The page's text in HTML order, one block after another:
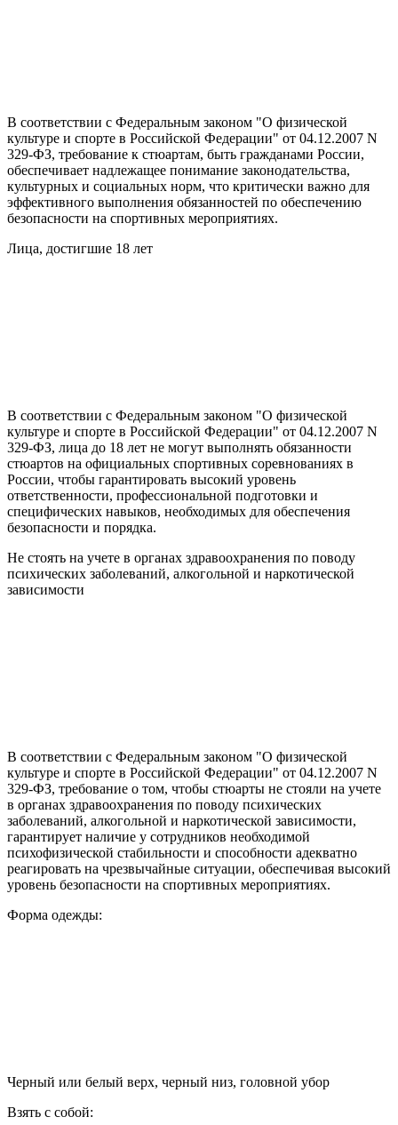
В соответствии с Федеральным законом "О физической
культуре и спорте в Российской Федерации" от 04.12.2007 N
329-ФЗ, требование к стюартам, быть гражданами России,
обеспечивает надлежащее понимание законодательства,
культурных и социальных норм, что критически важно для
эффективного выполнения обязанностей по обеспечению
безопасности на спортивных мероприятиях.
Лица, достигшие 18 лет
В соответствии с Федеральным законом "О физической
культуре и спорте в Российской Федерации" от 04.12.2007 N
329-ФЗ, лица до 18 лет не могут выполнять обязанности
стюартов на официальных спортивных соревнованиях в
России, чтобы гарантировать высокий уровень
ответственности, профессиональной подготовки и
специфических навыков, необходимых для обеспечения
безопасности и порядка.
Не стоять на учете в органах здравоохранения по поводу
психических заболеваний, алкогольной и наркотической
зависимости
В соответствии с Федеральным законом "О физической
культуре и спорте в Российской Федерации" от 04.12.2007 N
329-ФЗ, требование о том, чтобы стюарты не стояли на учете
в органах здравоохранения по поводу психических
заболеваний, алкогольной и наркотической зависимости,
гарантирует наличие у сотрудников необходимой
психофизической стабильности и способности адекватно
реагировать на чрезвычайные ситуации, обеспечивая высокий
уровень безопасности на спортивных мероприятиях.
Форма одежды:
Черный или белый верх, черный низ, головной убор
Взять с собой: